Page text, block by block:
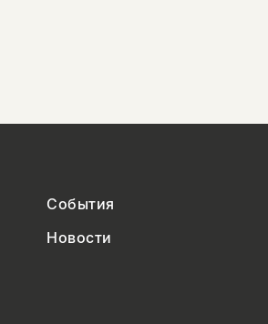
События
Новости